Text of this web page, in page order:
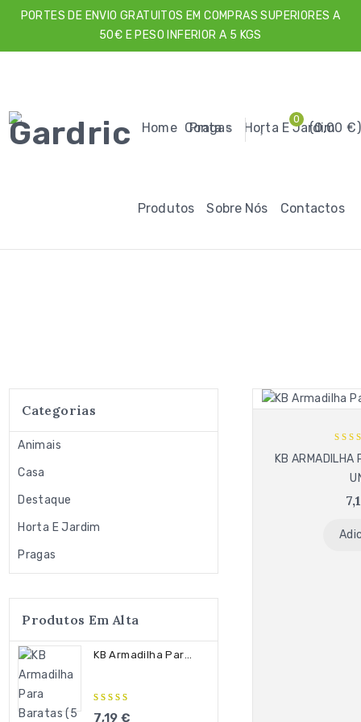
PORTES DE ENVIO GRATUITOS EM COMPRAS SUPERIORES A
50€ E PESO INFERIOR A 5 KGS
Home Pragas Horta E Jardim
Produtos Sobre Nós Contactos
0
0,00€
Conta
KB ARMADILHA
Categorias
Animais
Casa
Destaque
Horta E Jardim
Pragas
Produtos Em Alta
KB Armadilha Para Baratas (5 Unid)
7,19€